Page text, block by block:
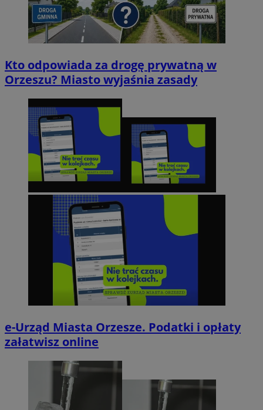
Kto odpowiada za drogę prywatną w
Orzeszu? Miasto wyjaśnia zasady
e-Urząd Miasta Orzesze. Podatki i opłaty
załatwisz online